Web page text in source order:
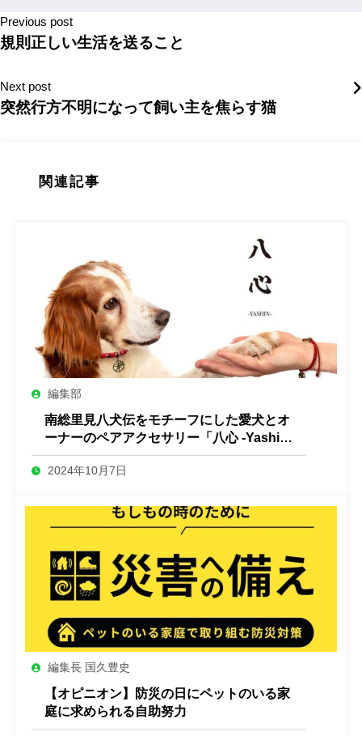
Previous post
規則正しい生活を送ること
Next post
突然行方不明になって飼い主を焦らす猫
関連記事
編集部
南総里見八犬伝をモチーフにした愛犬とオ
ーナーのペアアクセサリー「八心 -Yashin-
」
2024年10月7日
編集長 国久豊史
【オピニオン】防災の日にペットのいる家
庭に求められる自助努力